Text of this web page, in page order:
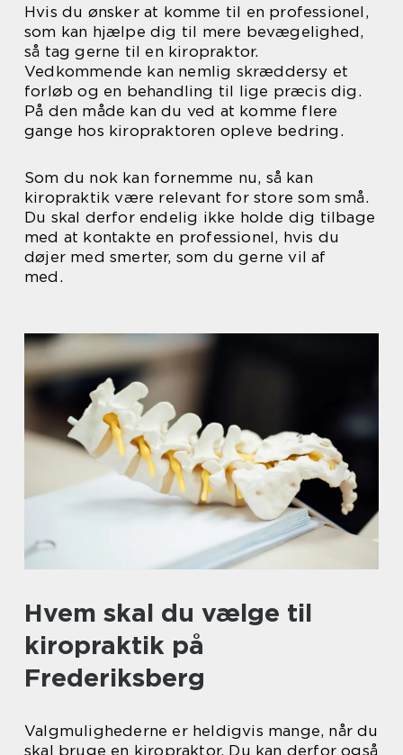
Hvis du ønsker at komme til en professionel,
som kan hjælpe dig til mere bevægelighed,
så tag gerne til en kiropraktor.
Vedkommende kan nemlig skræddersy et
forløb og en behandling til lige præcis dig.
På den måde kan du ved at komme flere
gange hos kiropraktoren opleve bedring.
Som du nok kan fornemme nu, så kan
kiropraktik være relevant for store som små.
Du skal derfor endelig ikke holde dig tilbage
med at kontakte en professionel, hvis du
døjer med smerter, som du gerne vil af
med.
Hvem skal du vælge til
kiropraktik på
Frederiksberg
Valgmulighederne er heldigvis mange, når du
skal bruge en kiropraktor. Du kan derfor også